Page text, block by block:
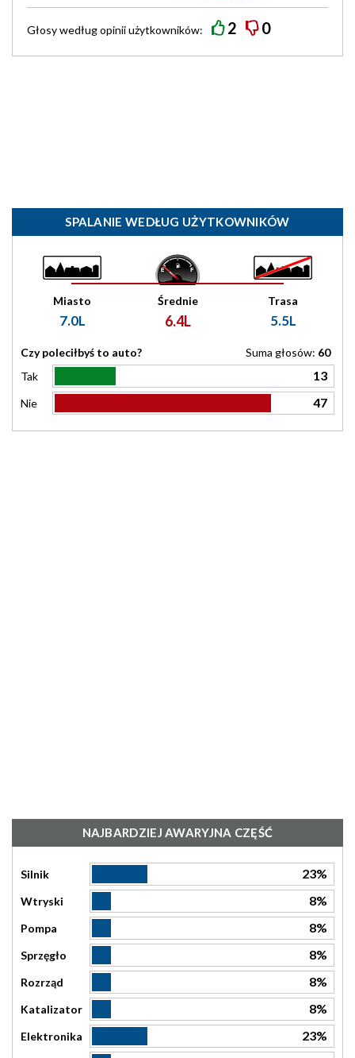
Głosy wedługopiniiużytkowników: 2 0
SPALANIE WEDŁUG UŻYTKOWNIKÓW
Miasto
7.0L
Średnie
6.4L
Trasa
5.5L
Czy poleciłbyś to auto? Suma głosów: 60
Tak
13
Nie 47
NAJBARDZIEJ AWARYJNA CZĘŚĆ
Silnik 23%
Wtryski 8%
Pompa 8%
Sprzęgło 8%
Rozrząd 8%
Katalizator 8%
Elektronika 23%